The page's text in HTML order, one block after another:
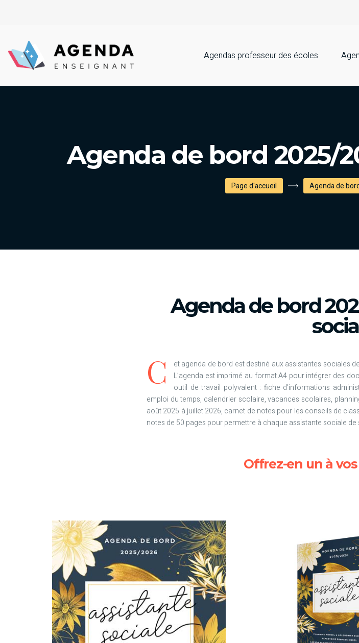
Agendas professeur des écoles
Agenda de bord 2025/
Page d'accueil Agenda de
Agenda de bord
C
et agenda de bord est destiné aux assistantes sociales
L’agenda est imprimé au format A4 pour intégrer des
outil de travail polyvalent : fiche d’informations
emploi du temps, calendrier scolaire, vacances scolaires,
août 2025 à juillet 2026, carnet de notes pour les conseils de
notes de 50 pages pour permettre à chaque assistante sociale de
Offrez-en un à